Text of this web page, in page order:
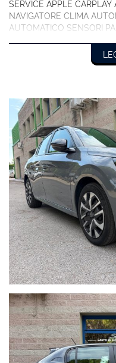
SERVICE APPLE
NAVIGATORE CLIMA
AUTOMATICO SENSORI
LUNOTTO OSCURATI
RICONOSCIMENTO
FRENATA D'EMERGENZA
SCHERMO
DIURNE LED CRUISE
VOLANTE IN PELLE
PREZZO EURO 14.500,00
EURO 169,00 AL MESE
FURTO/INCENDIO/
VANDALICI/
VISITA IL NOSTRO SITO
CONTATTARE:
Giancarlo Minto Cellulare
MINTO AUTOMOBILI SRL
30173 Mestre (Ve) Italia
Tel. + 39 041/3198074
Tel. + 39 041/3196130
Sito internet: